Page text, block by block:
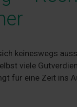
keineswegs
viele
für eine Zeit ins